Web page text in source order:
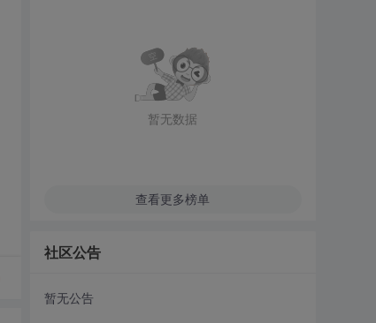
暂无数据
查看更多榜单
社区公告
暂无公告